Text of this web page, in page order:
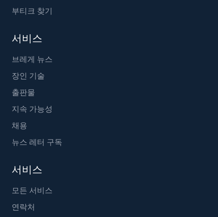
부티크 찾기
서비스
브레게 뉴스
장인 기술
출판물
지속 가능성
채용
뉴스 레터 구독
서비스
모든 서비스
연락처